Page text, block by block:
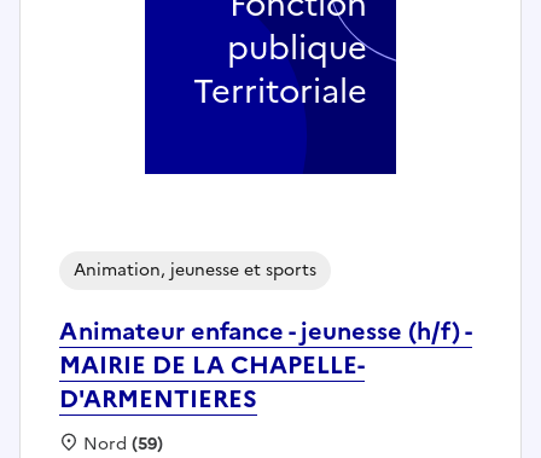
Animateur enfance - jeunesse (h/f) -
MAIRIE DE LA CHAPELLE-
D'ARMENTIERES
Animation, jeunesse et sports
Localisation :
Nord (59)
publique
Territoriale